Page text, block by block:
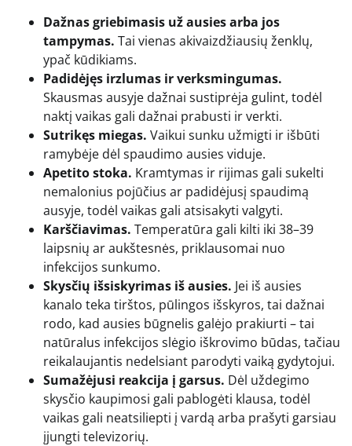
Dažnas griebimasis už ausies arba jos
tampymas. Tai vienas akivaizdžiausių ženklų,
ypač kūdikiams.
Padidėjęs irzlumas ir verksmingumas.
Skausmas ausyje dažnai sustiprėja gulint, todėl
naktį vaikas gali dažnai prabusti ir verkti.
Sutrikęs miegas. Vaikui sunku užmigti ir išbūti
ramybėje dėl spaudimo ausies viduje.
Apetito stoka. Kramtymas ir rijimas gali sukelti
nemalonius pojūčius ar padidėjusį spaudimą
ausyje, todėl vaikas gali atsisakyti valgyti.
Karščiavimas. Temperatūra gali kilti iki 38–39
laipsnių ar aukštesnės, priklausomai nuo
infekcijos sunkumo.
Skysčių išsiskyrimas iš ausies. Jei iš ausies
kanalo teka tirštos, pūlingos išskyros, tai dažnai
rodo, kad ausies būgnelis galėjo prakiurti – tai
natūralus infekcijos slėgio iškrovimo būdas, tačiau
reikalaujantis nedelsiant parodyti vaiką gydytojui.
Sumažėjusi reakcija į garsus. Dėl uždegimo
skysčio kaupimosi gali pablogėti klausa, todėl
vaikas gali neatsiliepti į vardą arba prašyti garsiau
įjungti televizorių.